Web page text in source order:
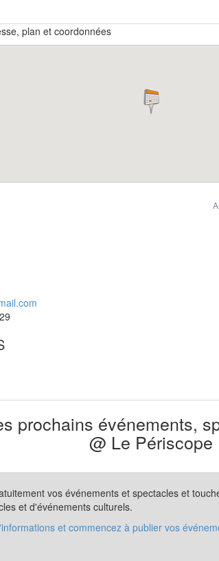
plan et coordonnées
prochains événements,
@ Le Périscope
vos événements et spectacles et
et d'événements culturels.
et commencez à publier vos